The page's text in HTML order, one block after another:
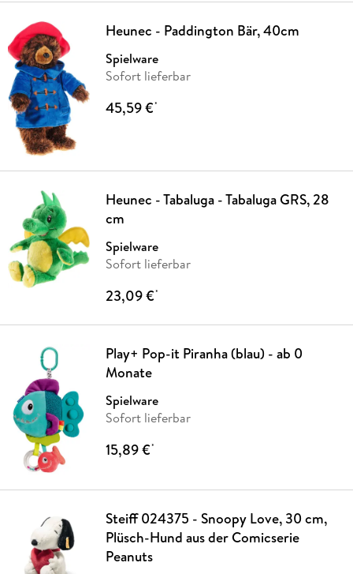
Heunec - Paddington Bär, 40cm
Spielware
Sofort lieferbar
45,59 €*
Heunec - Tabaluga - Tabaluga GRS, 28
cm
Spielware
Sofort lieferbar
23,09 €*
Play+ Pop-it Piranha (blau) - ab 0
Monate
Spielware
Sofort lieferbar
15,89 €*
Steiff 024375 - Snoopy Love, 30 cm,
Plüsch-Hund aus der Comicserie
Peanuts